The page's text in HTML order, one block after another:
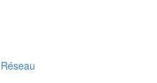
Réseau